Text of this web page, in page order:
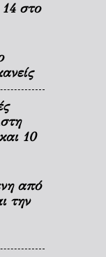
στο
10
από
την